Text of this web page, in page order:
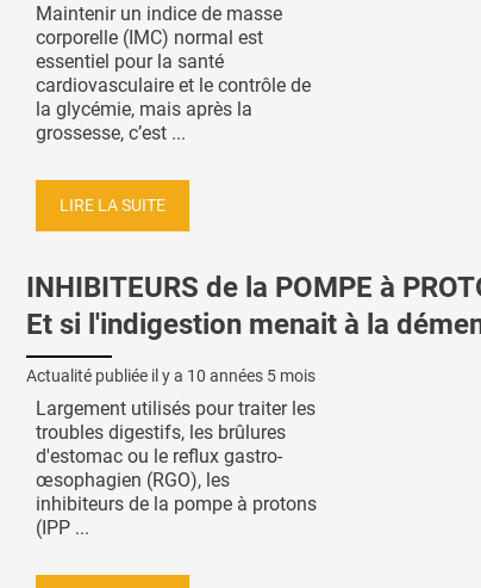
Maintenir un indice de masse
corporelle (IMC) normal est
essentiel pour la santé
cardiovasculaire et le contrôle de
la glycémie, mais après la
grossesse, c’est ...
LIRE LA SUITE
INHIBITEURS de la POMPE à
Et si l'indigestion menait à la
Actualité publiée il y a 10 années 5 mois
Largement utilisés pour traiter les
troubles digestifs, les brûlures
d'estomac ou le reflux gastro-
œsophagien (RGO), les
inhibiteurs de la pompe à protons
(IPP ...